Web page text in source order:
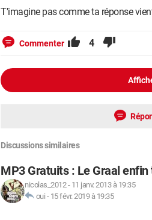
T'imagine pas comme ta réponse
Commenter 4
Discussions similaires
MP3 Gratuits : Le Graal enfin
nicolas_2012- 11 janv. 2013 à 19:35
oui - 15 févr. 2019 à 19:35